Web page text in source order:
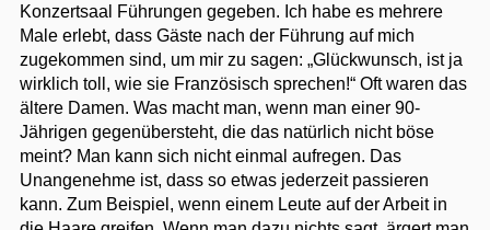
Konzertsaal Führungen gegeben. Ich habe es mehrere
Male erlebt, dass Gäste nach der Führung auf mich
zugekommen sind, um mir zu sagen: „Glückwunsch, ist ja
wirklich toll, wie sie Französisch sprechen!“ Oft waren das
ältere Damen. Was macht man, wenn man einer 90-
Jährigen gegenübersteht, die das natürlich nicht böse
meint? Man kann sich nicht einmal aufregen. Das
Unangenehme ist, dass so etwas jederzeit passieren
kann. Zum Beispiel, wenn einem Leute auf der Arbeit in